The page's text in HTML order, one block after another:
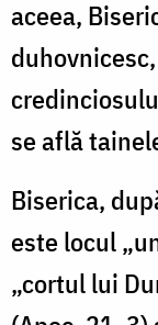
aceea,
se află
Biserica,
este locul
„cortul lui